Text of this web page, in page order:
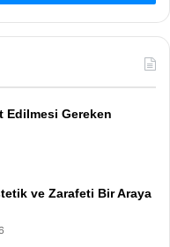
Edilmesi Gereken
ve Zarafeti Bir Araya